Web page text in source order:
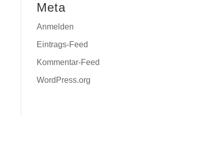
Meta
Anmelden
Eintrags-Feed
Kommentar-Feed
WordPress.org